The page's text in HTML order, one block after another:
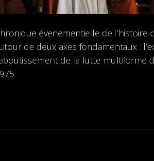
évenementielle de l’histoire
de deux axes fondamentaux :
de la lutte multiforme